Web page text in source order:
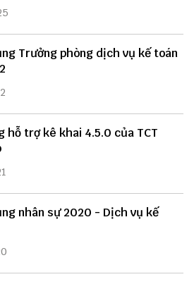
Trưởng phòng dịch vụ kế toán
hỗ trợ kê khai 4.5.0 của TCT
nhân sự 2020 - Dịch vụ kế